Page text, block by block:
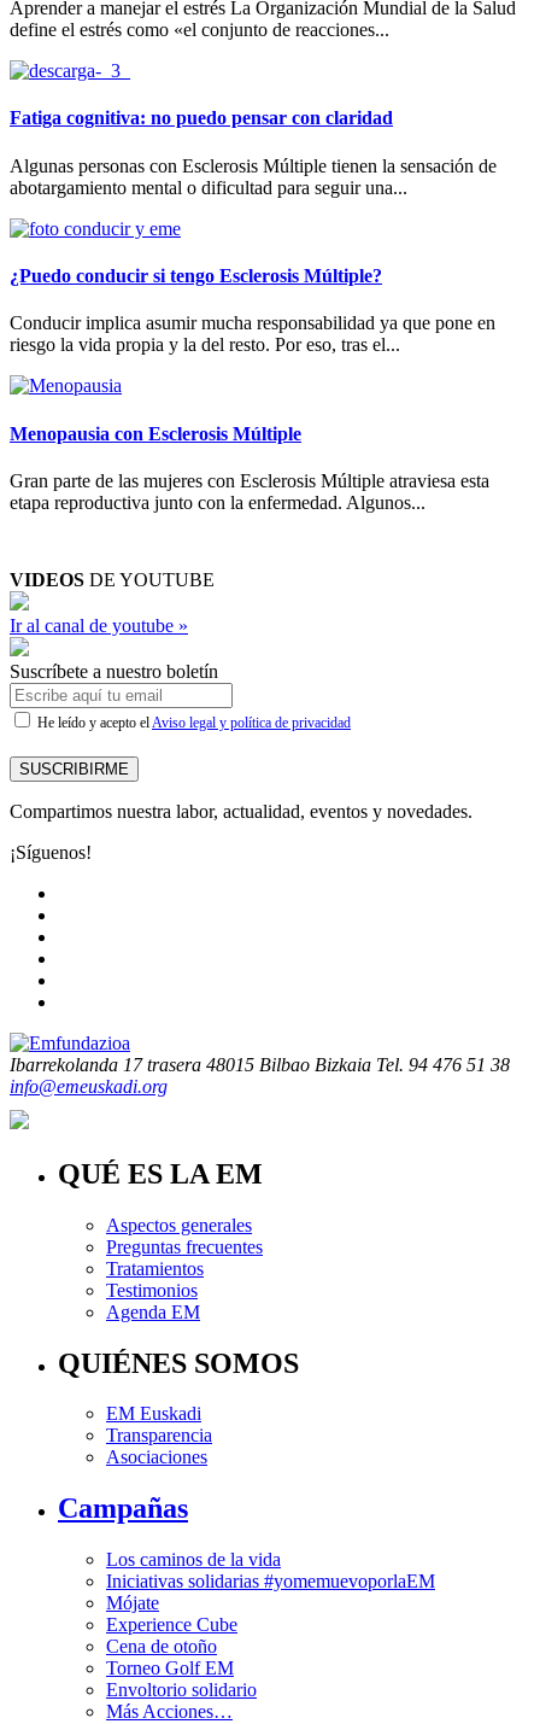
Aprender a manejar el estrés La Organización Mundial de la Salud
define el estrés como «el conjunto de reacciones...
Fatiga cognitiva: no puedo pensar con claridad
Algunas personas con Esclerosis Múltiple tienen la sensación de
abotargamiento mental o dificultad para seguir una...
¿Puedo conducir si tengo Esclerosis Múltiple?
Conducir implica asumir mucha responsabilidad ya que pone en
riesgo la vida propia y la del resto. Por eso, tras el...
Menopausia con Esclerosis Múltiple
Gran parte de las mujeres con Esclerosis Múltiple atraviesa esta
etapa reproductiva junto con la enfermedad. Algunos...
VIDEOS DE YOUTUBE
Ir al canal de youtube »
Suscríbete a nuestro boletín
He leído y acepto elAviso legal y política de privacidad
SUSCRIBIRME
Compartimos nuestra labor, actualidad, eventos y novedades.
¡Síguenos!
Ibarrekolanda 17 trasera 48015 Bilbao Bizkaia Tel. 94 476 51 38
info@emeuskadi.org
QUÉ ES LA EM
Aspectos generales
Preguntas frecuentes
Tratamientos
Testimonios
Agenda EM
QUIÉNES SOMOS
EM Euskadi
Transparencia
Asociaciones
Campañas
Los caminos de la vida
Iniciativas solidarias #yomemuevoporlaEM
Mójate
Experience Cube
Cena de otoño
Torneo Golf EM
Envoltorio solidario
Más Acciones…